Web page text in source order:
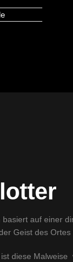
basiert auf einer
Geist des
diese Malweise